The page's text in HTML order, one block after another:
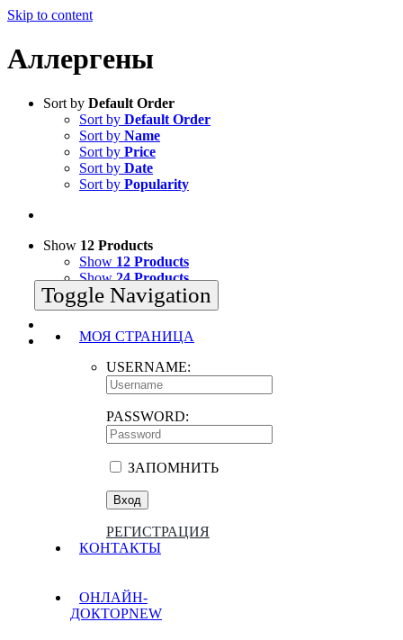
Skip to content
Toggle Navigation
МОЯ СТРАНИЦА
USERNAME:
PASSWORD:
ЗАПОМНИТЬ
РЕГИСТРАЦИЯ
КОНТАКТЫ
ОНЛАЙН-
ДОКТОРNEW
Аллергены
Sort by Default Order
Sort by Default Order
Sort by Name
Sort by Price
Sort by Date
Sort by Popularity
Show 12 Products
Show 12 Products
Show24 Products
Show36 Products